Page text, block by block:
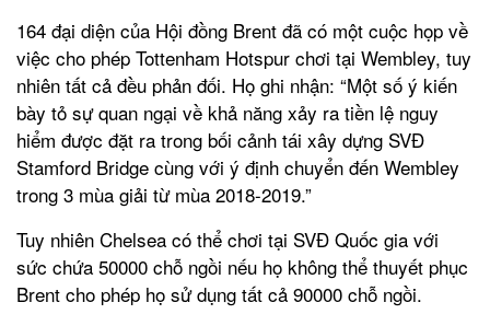
164 đại diện của Hội đồng Brent đã có một cuộc họp về
việc cho phép Tottenham Hotspur chơi tại Wembley, tuy
nhiên tất cả đều phản đối. Họ ghi nhận: “Một số ý kiến
bày tỏ sự quan ngại về khả năng xảy ra tiền lệ nguy
hiểm được đặt ra trong bối cảnh tái xây dựng SVĐ
Stamford Bridge cùng với ý định chuyển đến Wembley
trong 3 mùa giải từ mùa 2018-2019.”
Tuy nhiên Chelsea có thể chơi tại SVĐ Quốc gia với
sức chứa 50000 chỗ ngồi nếu họ không thể thuyết phục
Brent cho phép họ sử dụng tất cả 90000 chỗ ngồi.